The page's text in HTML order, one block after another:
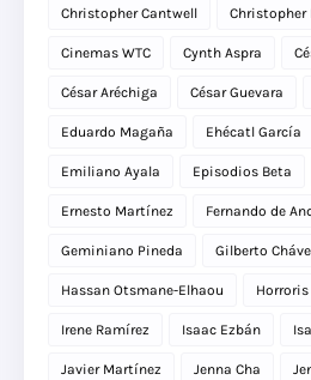
Christopher Cantwell Christopher
Cinemas WTC Cynth Aspra
César Aréchiga César Guevara
Eduardo Magaña Ehécatl García
Emiliano Ayala Episodios Beta
Ernesto Martínez Fernando de
Geminiano Pineda Gilberto
Hassan Otsmane-Elhaou Horroris
Irene Ramírez Isaac Ezbán
Javier Martínez Jenna Cha